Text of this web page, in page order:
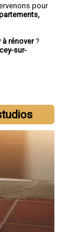
pour
à rénover?
sur-